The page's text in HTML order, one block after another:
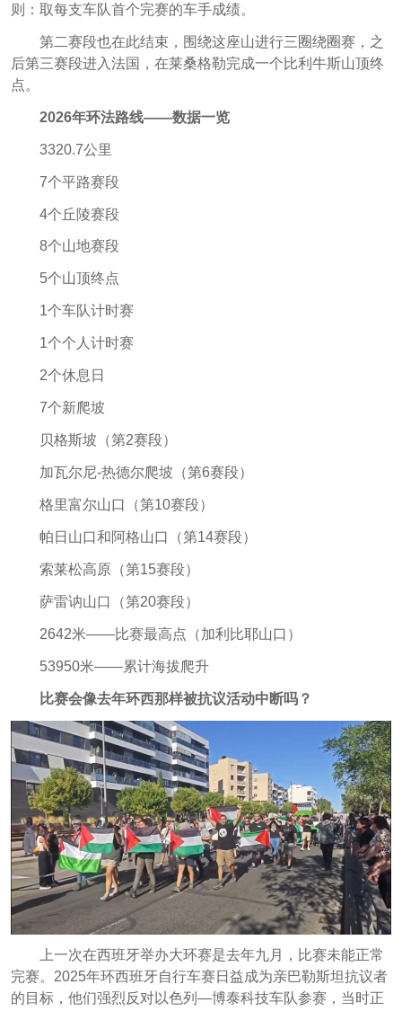
则：取每支车队首个完赛的车手成绩。
第二赛段也在此结束，围绕这座山进行三圈绕圈赛，之
后第三赛段进入法国，在莱桑格勒完成一个比利牛斯山顶终
点。
2026年环法路线——数据一览
3320.7公里
7个平路赛段
4个丘陵赛段
8个山地赛段
5个山顶终点
1个车队计时赛
1个个人计时赛
2个休息日
7个新爬坡
贝格斯坡（第2赛段）
加瓦尔尼-热德尔爬坡（第6赛段）
格里富尔山口（第10赛段）
帕日山口和阿格山口（第14赛段）
索莱松高原（第15赛段）
萨雷讷山口（第20赛段）
2642米——比赛最高点（加利比耶山口）
53950米——累计海拔爬升
比赛会像去年环西那样被抗议活动中断吗？
上一次在西班牙举办大环赛是去年九月，比赛未能正常
完赛。2025年环西班牙自行车赛日益成为亲巴勒斯坦抗议者
的目标，他们强烈反对以色列—博泰科技车队参赛，当时正